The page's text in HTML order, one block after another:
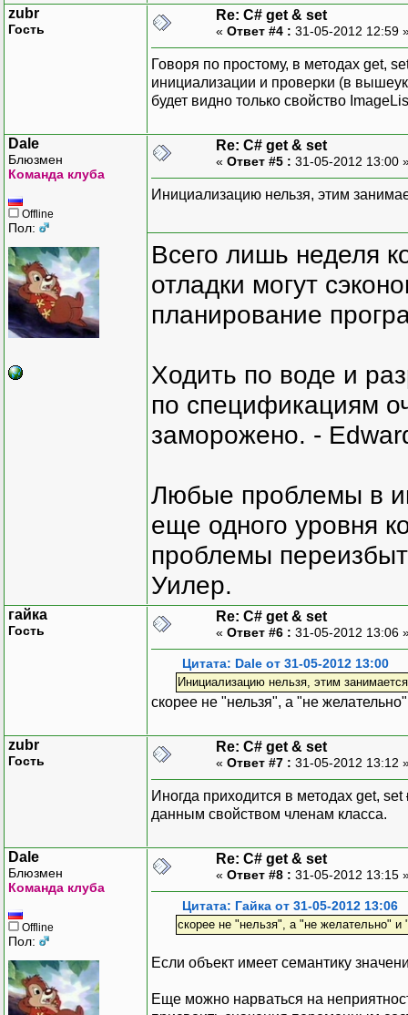
zubr
Гость
Re: C# get & set
« Ответ #4 : 31-05-2012 12:59
Говоря по простому, в методах get,
инициализации и проверки (в
будет видно только свойство
Dale
Блюзмен
Команда клуба
Offline
Пол:
Re: C# get & set
« Ответ #5 : 31-05-2012 13:00
Инициализацию нельзя, этим
Всего лишь неделя
отладки могут
планирование
Ходить по воде и
по спецификациям
заморожено. -
Любые проблемы в
еще одного уровня
проблемы
Уилер.
гайка
Гость
Re: C# get & set
« Ответ #6 : 31-05-2012 13:06
Цитата: Dale от 31-05-2012 13:00
Инициализацию нельзя, этим занимается
скорее не "нельзя", а "не
zubr
Гость
Re: C# get & set
« Ответ #7 : 31-05-2012 13:12
Иногда приходится в методах get, set
данным свойством членам класса.
Dale
Блюзмен
Команда клуба
Offline
Пол:
Re: C# get & set
« Ответ #8 : 31-05-2012 13:15
Цитата: Гайка от 31-05-2012 13:06
скорее не "нельзя", а "не желательно" и
Если объект имеет семантику
Еще можно нарваться на